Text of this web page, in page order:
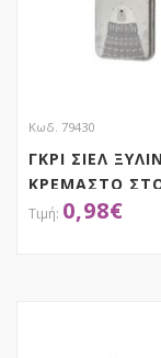
Κωδ. 79430
ΓΚΡΙ ΣΙΕΛ
ΚΡΕΜΑΣΤΟ
6Χ11.5ΕΚ
0,98€